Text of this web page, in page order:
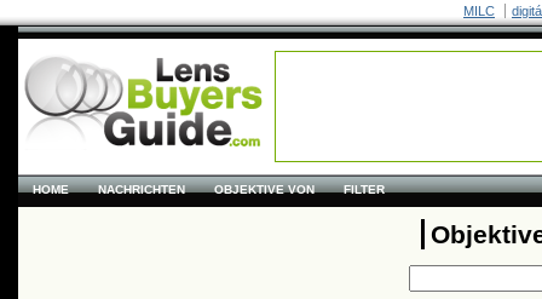
MILC
HOME NACHRICHTEN OBJEKTIVE VON FILTER